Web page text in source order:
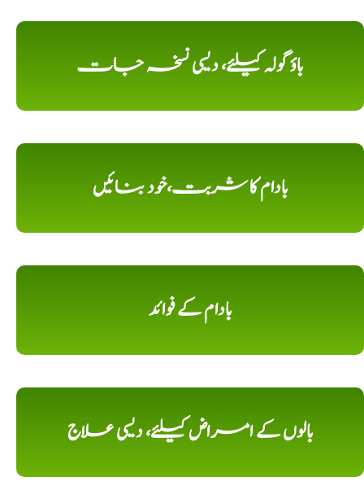
باؤ گولہ کیلئے، دیسی نسخہ جات
بادام کا شربت،خود بنائیں
بادام کے فوائد
بالوں کے امراض کیلئے، دیسی علاج